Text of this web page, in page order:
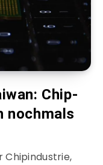
Chip-
nochmals
Chipindustrie,